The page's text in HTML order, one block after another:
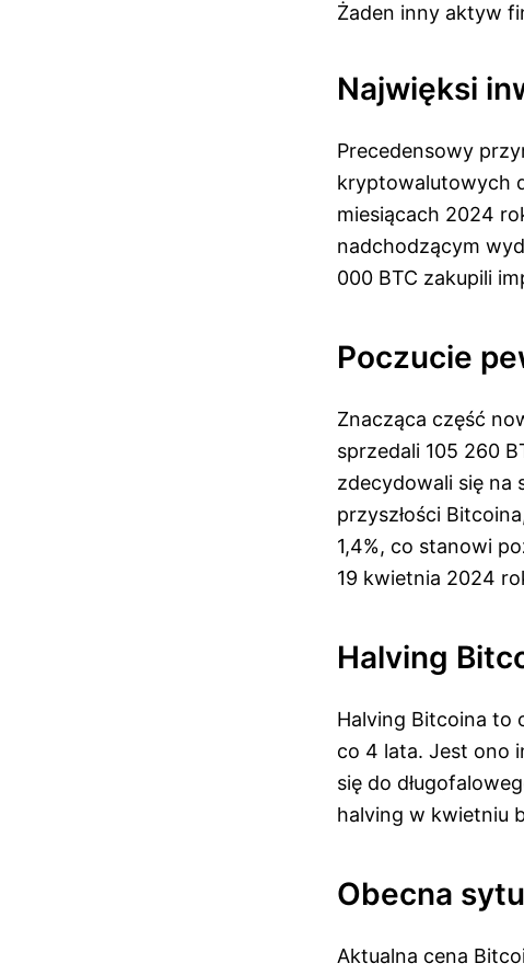
Żaden inny aktyw
Najwięksi
Precedensowy
kryptowalutowych
miesiącach 2024
nadchodzącym
000 BTC zakupili
Poczucie
Znacząca część
sprzedali 105 260
zdecydowali się na
przyszłości
1,4%, co stanowi
19 kwietnia 2024
Halving
Halving Bitcoina to
co 4 lata. Jest ono
się do
halving w kwietniu
Obecna
Aktualna cena